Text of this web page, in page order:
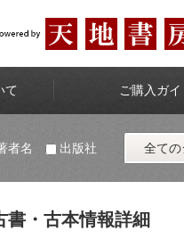
て ご購入ガ
者名 出版社 全て
書・古本情報詳細